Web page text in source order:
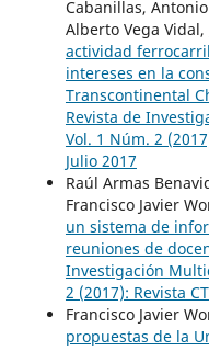
Cabanillas,
Alberto Vega Vidal,
actividad
intereses en la
Transcontinental
Revista de
Vol. 1 Núm. 2
Julio 2017
Raúl Armas
Francisco Javier
un sistema de
reuniones de
Investigación
2 (2017): Revista
Francisco Javier
propuestas de la